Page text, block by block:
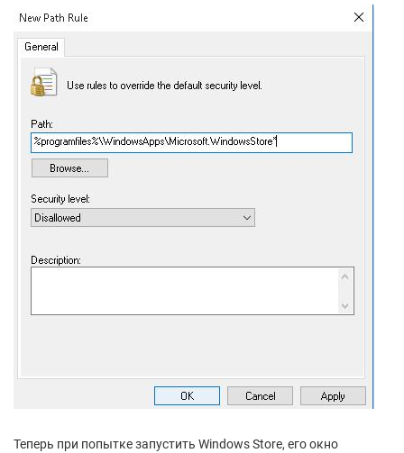
Теперь при попытке запустить Windows Store, его окно